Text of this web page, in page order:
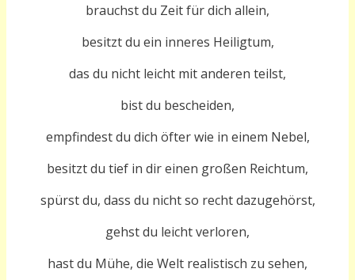
brauchst du Zeit für dich allein,
besitzt du ein inneres Heiligtum,
das du nicht leicht mit anderen teilst,
bist du bescheiden,
empfindest du dich öfter wie in einem Nebel,
besitzt du tief in dir einen großen Reichtum,
spürst du, dass du nicht so recht dazugehörst,
gehst du leicht verloren,
hast du Mühe, die Welt realistisch zu sehen,